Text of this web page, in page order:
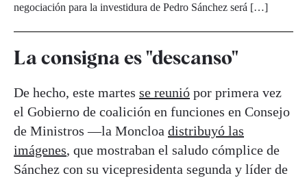
negociación para la investidura de Pedro Sánchez será […]
La consigna es "descanso"
De hecho, este martes se reunió por primera vez
el Gobierno de coalición en funciones en Consejo
de Ministros —la Moncloa distribuyó las
imágenes, que mostraban el saludo cómplice de
Sánchez con su vicepresidenta segunda y líder de